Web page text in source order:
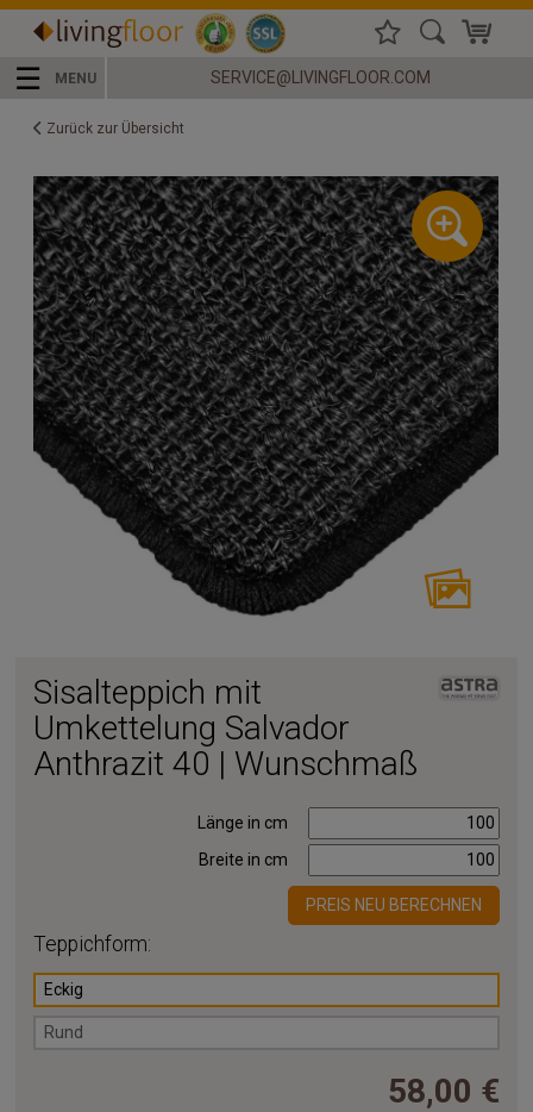
☰ MENU SERVICE@LIVINGFLOOR.COM
Zurück zur Übersicht
Sisalteppich mit
Umkettelung Salvador
Anthrazit 40 | Wunschmaß
Länge in cm
Breite in cm
PREIS NEU BERECHNEN
Teppichform:
Eckig
Rund
58,00 €